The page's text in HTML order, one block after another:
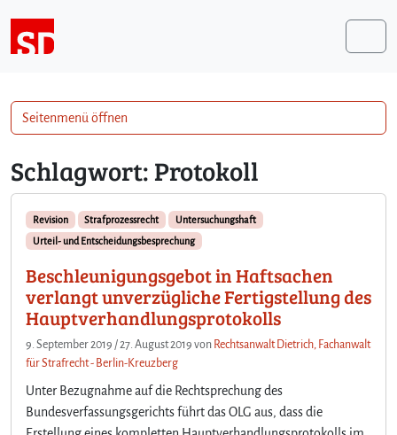
Schlagwort: Protokoll
Revision Strafprozessrecht
Untersuchungshaft
Urteil- und Entscheidungsbesprechung
Beschleunigungsgebot in Haftsachen
verlangt unverzügliche Fertigstellung des
Hauptverhandlungsprotokolls
9. September 2019 /27. August 2019 von Rechtsanwalt Dietrich, Fachanwalt
für Strafrecht - Berlin-Kreuzberg
Unter Bezugnahme auf die Rechtsprechung des
Bundesverfassungsgerichts führt das OLG aus, dass die
Seitenmenü öffnen